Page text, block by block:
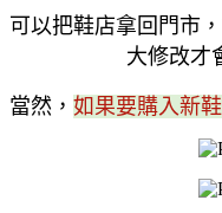
可以把鞋店拿回門市
大修改才
當然， 如果要購入新